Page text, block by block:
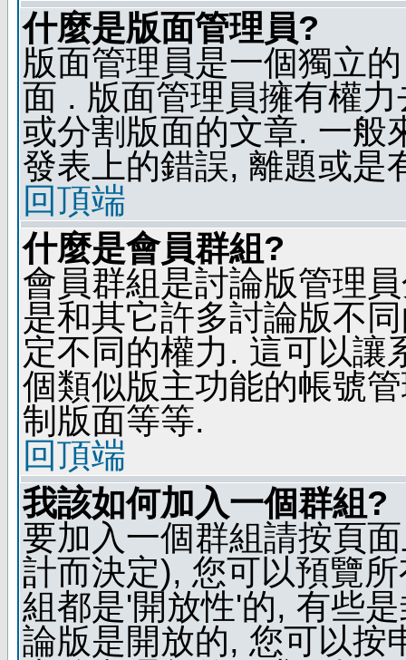
什麼是版面管理員?
版面管理員是一個獨立
面 . 版面管理員擁有權
或分割版面的文章. 一般
發表上的錯誤, 離題或是
回頂端
什麼是會員群組?
會員群組是討論版管理
是和其它許多討論版不
定不同的權力. 這可以讓
個類似版主功能的帳號
制版面等等.
回頂端
我該如何加入一個群組?
要加入一個群組請按頁
計而決定), 您可以預覽
組都是'開放性'的, 有些
論版是開放的, 您可以按